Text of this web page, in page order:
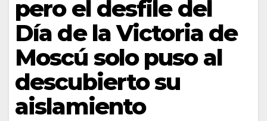
pero el desfile del
Día de la Victoria de
Moscú solo puso al
descubierto su
aislamiento